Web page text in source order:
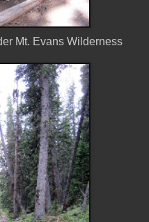
Mt. Evans Wilderness